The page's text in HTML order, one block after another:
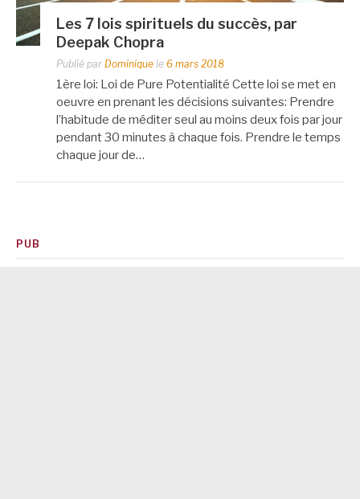
Les 7 lois spirituels du succès, par
Deepak Chopra
Publié par Dominique le 6 mars 2018
1ère loi: Loi de Pure Potentialité Cette loi se met en
oeuvre en prenant les décisions suivantes: Prendre
l’habitude de méditer seul au moins deux fois par jour
pendant 30 minutes à chaque fois. Prendre le temps
chaque jour de…
PUB